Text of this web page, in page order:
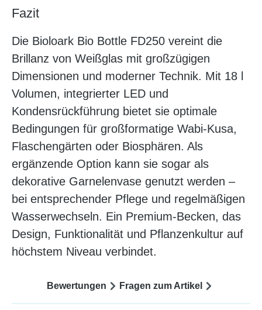
Fazit
Die Bioloark Bio Bottle FD250 vereint die
Brillanz von Weißglas mit großzügigen
Dimensionen und moderner Technik. Mit 18 l
Volumen, integrierter LED und
Kondensrückführung bietet sie optimale
Bedingungen für großformatige Wabi-Kusa,
Flaschengärten oder Biosphären. Als
ergänzende Option kann sie sogar als
dekorative Garnelenvase genutzt werden –
bei entsprechender Pflege und regelmäßigen
Wasserwechseln. Ein Premium-Becken, das
Design, Funktionalität und Pflanzenkultur auf
höchstem Niveau verbindet.
Bewertungen Fragen zum Artikel